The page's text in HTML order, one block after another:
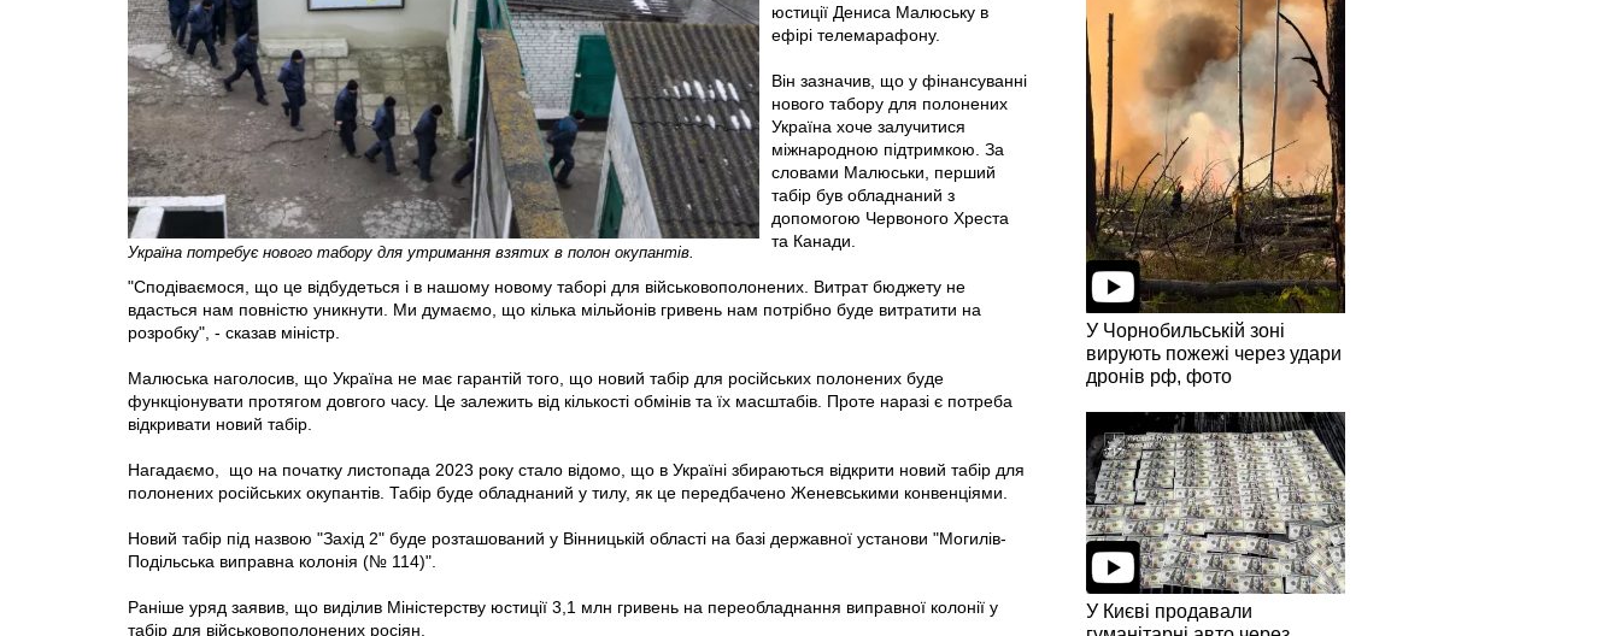
Україна потребує нового табору для утримання взятих в полон окупантів.
юстиції Дениса Малюську в
ефірі телемарафону.
Він зазначив, що у фінансуванні
нового табору для полонених
Україна хоче залучитися
міжнародною підтримкою. За
словами Малюськи, перший
табір був обладнаний з
допомогою Червоного Хреста
та Канади.
"Сподіваємося, що це відбудеться і в нашому новому таборі для військовополонених. Витрат бюджету не
вдасться нам повністю уникнути. Ми думаємо, що кілька мільйонів гривень нам потрібно буде витратити на
розробку", - сказав міністр.
Малюська наголосив, що Україна не має гарантій того, що новий табір для російських полонених буде
функціонувати протягом довгого часу. Це залежить від кількості обмінів та їх масштабів. Проте наразі є потреба
відкривати новий табір.
Нагадаємо, що на початку листопада 2023 року стало відомо, що в Україні збираються відкрити новий табір для
полонених російських окупантів. Табір буде обладнаний у тилу, як це передбачено Женевськими конвенціями.
Новий табір під назвою "Захід 2" буде розташований у Вінницькій області на базі державної установи "Могилів-
Подільська виправна колонія (№ 114)".
Раніше уряд заявив, що виділив Міністерству юстиції 3,1 млн гривень на переобладнання виправної колонії у
табір для військовополонених росіян.
У Чорнобильській зоні
вирують пожежі через удари
дронів рф, фото
У Києві продавали